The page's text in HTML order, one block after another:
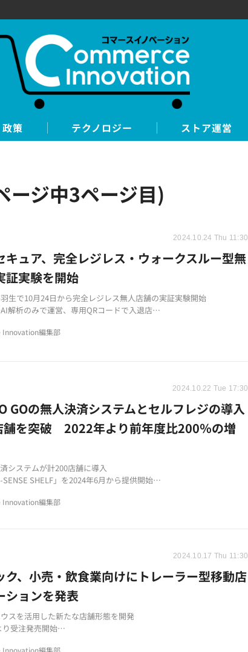
政策 テクノロジー ストア運営
ージ中3ページ目)
2024.10.24 Thu 11:30
キュア、完全レジレス・ウォークスルー型無
証実験を開始
生で10月24日から完全レジレス無人店舗の実証実験開始
解析のみで運営、専用QRコードで入退店
期販売など新たな商品展開を検討
Innovation編集部
2024.10.22 Tue 17:30
GOの無人決済システムとセルフレジの導入
舗を突破 2022年より前年度比200％の増
システムが計200店舗に導入
SENSE SHELF」を2024年6月から提供開始
施設など様々な場所で展開が進む
Innovation編集部
2024.10.17 Thu 11:30
ク、小売・飲食業向けにトレーラー型移動店
ションを発表
スを活用した新たな店舗形態を開発
り受注発売開始
で全面的にサポートするソリューション事業
Innovation編集部